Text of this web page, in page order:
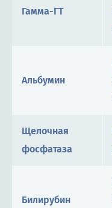
Гамма-ГТ
Альбумин
Щелочная
фосфатаза
Билирубин